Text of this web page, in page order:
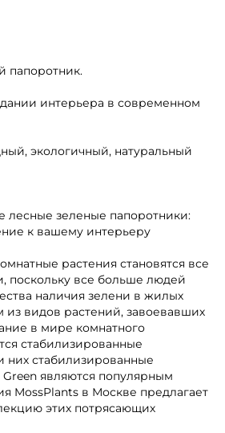
папоротник.
интерьера в современном
экологичный, натуральный
лесные зеленые папоротники:
к вашему интерьеру
растения становятся все
поскольку все больше людей
наличия зелени в жилых
видов растений, завоевавших
в мире комнатного
стабилизированные
них стабилизированные
являются популярным
MossPlants в Москве предлагает
этих потрясающих